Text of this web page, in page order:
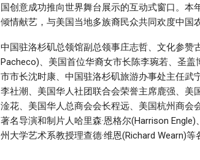
国创意成功推向世界舞台展示的互动式窗口。
倾情献艺，与美国当地多族裔民众共同欢度中国
中国驻洛杉矶总领馆副总领事庄志哲、文化参赞
Pacheco)、美国首位华裔女市长陈李琬若、圣
市市长沈时康、中国驻洛杉矶旅游办事处主任
李社潮、美国华人社团联合会荣誉主席鹿强、
淦花、美国华人总商会会长程远、美国杭州商会
著名导演和制片人哈里森·恩格尔(Harrison
州大学艺术系教授理查德·维恩(Richard Wearn)等